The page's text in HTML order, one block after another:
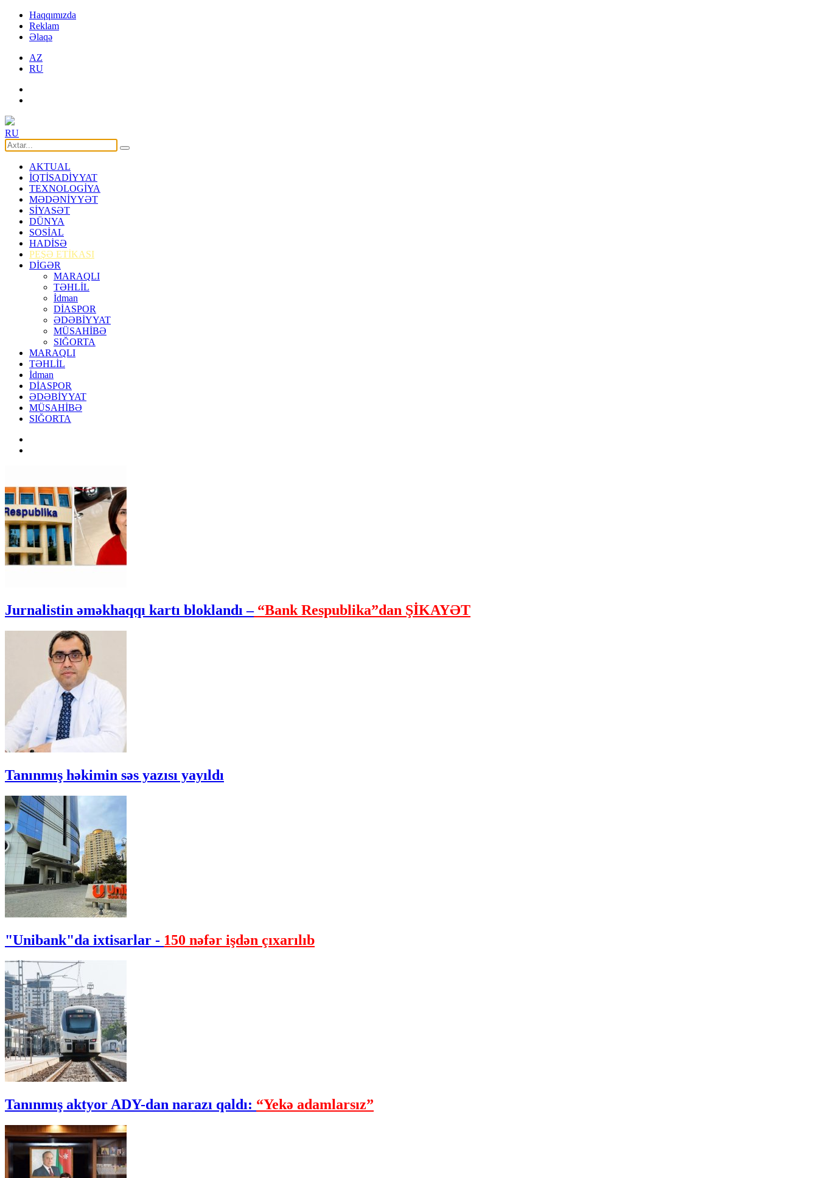
Haqqımızda
Reklam
Əlaqə
AZ
RU
RU
AKTUAL
İQTİSADİYYAT
TEXNOLOGİYA
MƏDƏNİYYƏT
SİYASƏT
DÜNYA
SOSİAL
HADİSƏ
PEŞƏ ETİKASI
DİGƏR
MARAQLI
TƏHLİL
İdman
DİASPOR
ƏDƏBİYYAT
MÜSAHİBƏ
SIĞORTA
MARAQLI
TƏHLİL
İdman
DİASPOR
ƏDƏBİYYAT
MÜSAHİBƏ
SIĞORTA
Jurnalistin əməkhaqqı kartı bloklandı –“Bank Respublika”dan ŞİKAYƏT
Tanınmış həkimin səs yazısı yayıldı
"Unibank"da ixtisarlar - 150 nəfər işdən çıxarılıb
Tanınmış aktyor ADY-dan narazı qaldı: “Yekə adamlarsız”